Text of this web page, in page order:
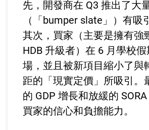
先，開發商在 Q3 推出了大
（「bumper slate」）有吸
其次，買家（主要是擁有強
HDB 升級者）在 6 月學校
場，並且被新項目縮小了與
距的「現實定價」所吸引。
的 GDP 增長和放緩的
買家的信心和負擔能力。